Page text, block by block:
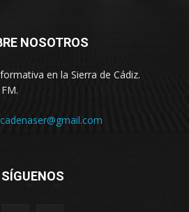
NOSOTROS
en la Sierra de Cádiz.
SÍGUENOS